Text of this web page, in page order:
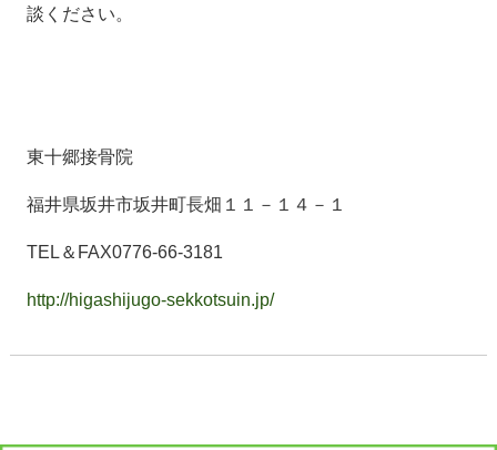
談ください。
東十郷接骨院
福井県坂井市坂井町長畑１１－１４－１
TEL＆FAX0776-66-3181
http://higashijugo-sekkotsuin.jp/